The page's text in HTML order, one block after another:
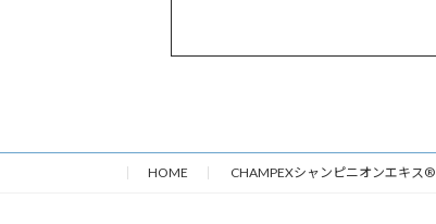
HOME CHAMPEXシャンピニオンエキス®